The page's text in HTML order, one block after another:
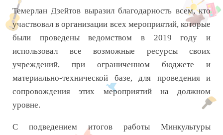
Темерлан Дзейтов выразил благодарность всем, кто
участвовал в организации всех мероприятий, которые
были проведены ведомством в 2019 году и
использовал все возможные ресурсы своих
учреждений, при ограниченном бюджете и
материально-технической базе, для проведения и
сопровождения этих мероприятий на должном
уровне.
С подведением итогов работы Минкультуры